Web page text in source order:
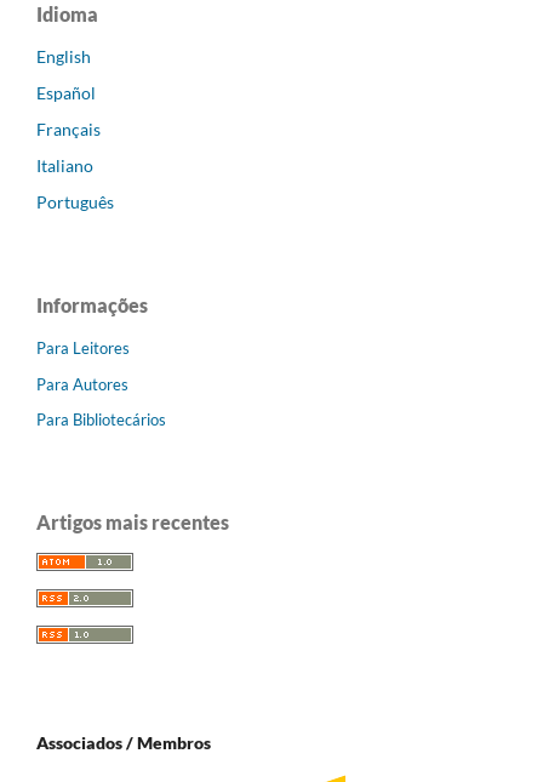
Idioma
English
Español
Français
Italiano
Português
Informações
Para Leitores
Para Autores
Para Bibliotecários
Artigos mais recentes
Associados / Membros